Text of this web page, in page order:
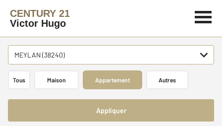
CENTURY 21
Victor Hugo
MEYLAN (38240)
Tous Maison Appartement Autres
Appliquer